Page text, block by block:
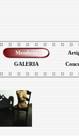
Membros
GALERIA